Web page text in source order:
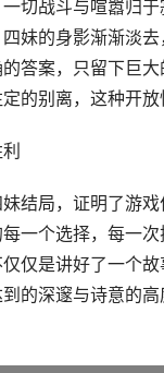
切战斗与喧嚣归
妹的身影渐渐淡
答案，只留下巨
的别离，这种开
结局，证明了游
一个选择，每一
仅是讲好了一个
的深邃与诗意的